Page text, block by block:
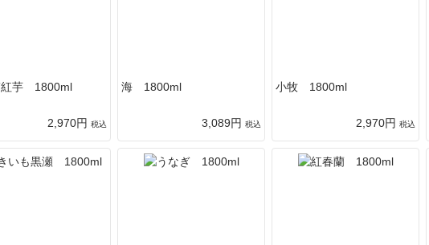
紅芋 1800ml
2,970円 税込
海 1800ml
3,089円 税込
小牧 1800ml
2,970円 税込